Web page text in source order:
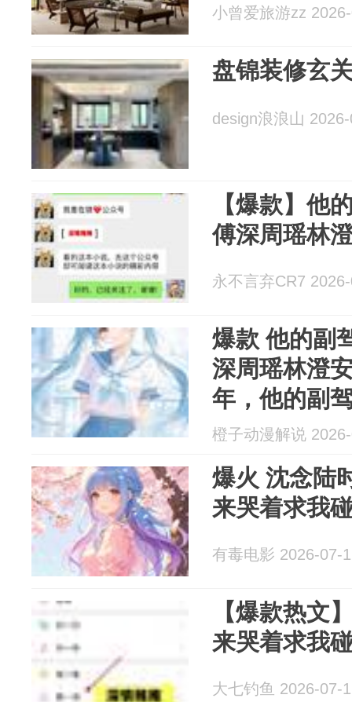
小曾爱旅游zz
盘锦装修玄
design浪浪山
【爆款】他
傅深周瑶林
永不言弃CR7
爆款 他的副
深周瑶林澄安 和傅深在一
年，他的副
橙子动漫解说
爆火 沈念陆时《他说我恶心，后
来哭着求我
有毒电影 2026-07-
【爆款热文
来哭着求我
大七钓鱼 2026-07-